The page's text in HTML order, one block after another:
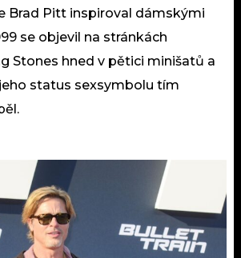
Brad Pitt inspiroval dámskými
se objevil na stránkách
Stones hned v pětici minišatů a
status sexsymbolu tím